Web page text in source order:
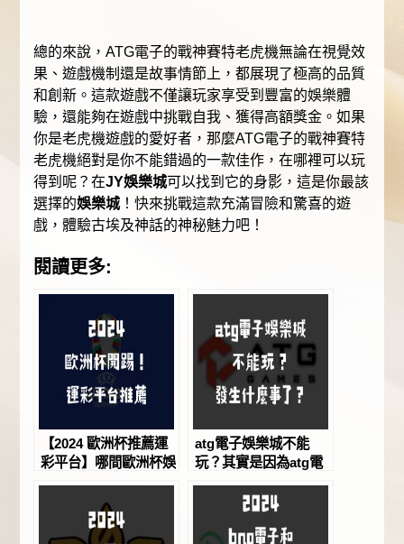
總的來說，ATG電子的戰神賽特老虎機無論在視覺效
果、遊戲機制還是故事情節上，都展現了極高的品質
和創新。這款遊戲不僅讓玩家享受到豐富的娛樂體
驗，還能夠在遊戲中挑戰自我、獲得高額獎金。如果
你是老虎機遊戲的愛好者，那麼ATG電子的戰神賽特
老虎機絕對是你不能錯過的一款佳作，在哪裡可以玩
得到呢？在JY娛樂城可以找到它的身影，這是你最該
選擇的娛樂城！快來挑戰這款充滿冒險和驚喜的遊
戲，體驗古埃及神話的神秘魅力吧！
閱讀更多:
【2024 歐洲杯推薦運
彩平台】哪間歐洲杯娛
娛樂城首儲一倍好嗎？
－JY娛樂城
atg電子娛樂城不能
玩？其實是因為atg電
來atg賽特試玩一下